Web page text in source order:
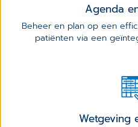
Agenda
Beheer en plan op een
patiënten via een
Wetgeving